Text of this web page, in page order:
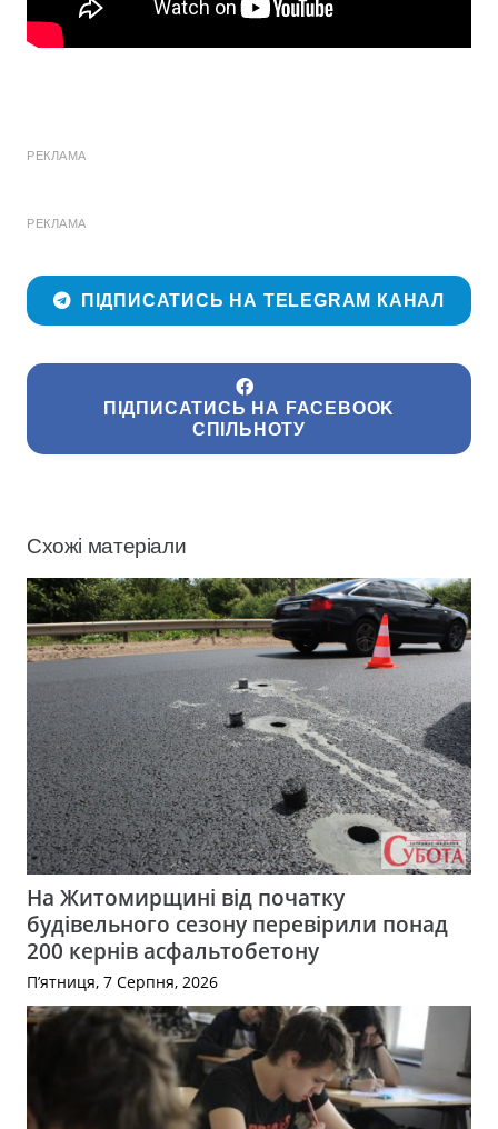
РЕКЛАМА
РЕКЛАМА
ПІДПИСАТИСЬ НА TELEGRAM КАНАЛ
ПІДПИСАТИСЬ НА FACEBOOK
СПІЛЬНОТУ
Схожі матеріали
На Житомирщині від початку
будівельного сезону перевірили понад
200 кернів асфальтобетону
П’ятниця, 7 Серпня, 2026